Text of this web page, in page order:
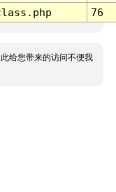
76
给您带来的访问不便我